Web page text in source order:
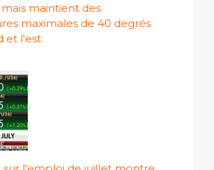
maintient des
maximales de 40 degrés
et l'est.